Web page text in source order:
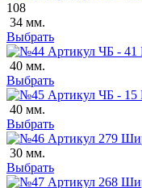
108
34 мм.
Выбрать
40 мм.
Выбрать
40 мм.
Выбрать
30 мм.
Выбрать